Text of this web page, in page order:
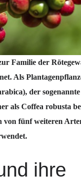
Familie der
Als
der
als Coffea robusta
von fünf weiteren
ihre